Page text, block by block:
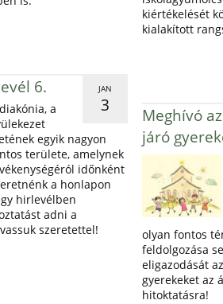
kiértékelését
kialakított
JAN
3
6.
a
egyik nagyon
területe, amelynek
időnként
a honlapon
hirlevélben
adni a
szeretettel!
Meghívó
járó
olyan fontos
feldolgozása
eligazodását
gyerekeket az
hitoktatásra!